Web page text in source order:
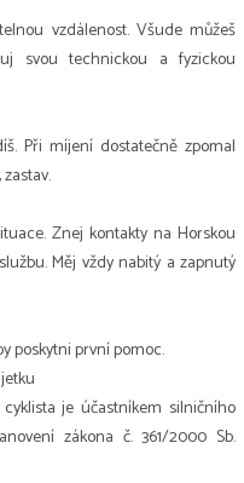
vzdálenost. Všude můžeš
svou technickou a fyzickou
Při míjení dostatečně zpomal
Znej kontakty na Horskou
Měj vždy nabitý a zapnutý
poskytni první pomoc.
je účastníkem silničního
zákona č. 361/2000 Sb.